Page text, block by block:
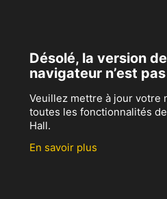
Désolé, la version
navigateur n’est
Veuillez mettre à jour votre
toutes les fonctionnalités
Hall.
En savoir plus